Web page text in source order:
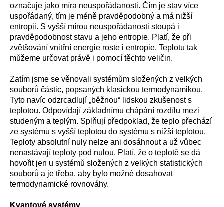
označuje jako míra neuspořádanosti. Čím je stav více
uspořádaný, tím je méně pravděpodobný a má nižší
entropii. S vyšší mírou neuspořádanosti stoupá i
pravděpodobnost stavu a jeho entropie. Platí, že při
zvětšování vnitřní energie roste i entropie. Teplotu tak
můžeme určovat právě i pomocí těchto veličin.
Zatím jsme se věnovali systémům složených z velkých
souborů částic, popsaných klasickou termodynamikou.
Tyto navíc odzrcadlují „běžnou“ lidskou zkušenost s
teplotou. Odpovídají základnímu chápání rozdílu mezi
studeným a teplým. Splňují předpoklad, že teplo přechází
ze systému s vyšší teplotou do systému s nižší teplotou.
Teploty absolutní nuly nelze ani dosáhnout a už vůbec
nenastávají teploty pod nulou. Platí, že o teplotě se dá
hovořit jen u systémů složených z velkých statistických
souborů a je třeba, aby bylo možné dosahovat
termodynamické rovnováhy.
Kvantové systémy